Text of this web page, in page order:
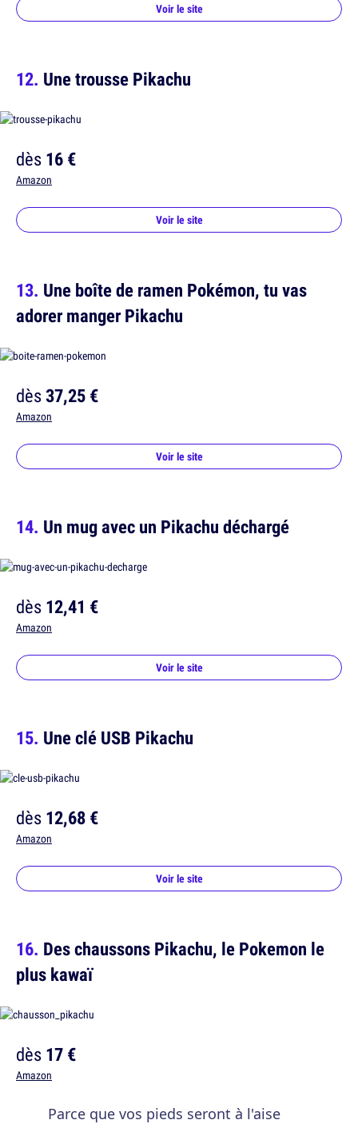
Voir le site
Une trousse Pikachu
dès16 €
Amazon
Voir le site
Une boîte de ramen Pokémon, tu vas
adorer manger Pikachu
dès37,25 €
Amazon
Voir le site
Un mug avec un Pikachu déchargé
dès12,41 €
Amazon
Voir le site
Une clé USB Pikachu
dès12,68 €
Amazon
Voir le site
Des chaussons Pikachu, le Pokemon le
plus kawaï
dès17 €
Amazon
Parce que vos pieds seront à l'aise